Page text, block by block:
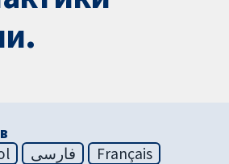
فارسی
Français